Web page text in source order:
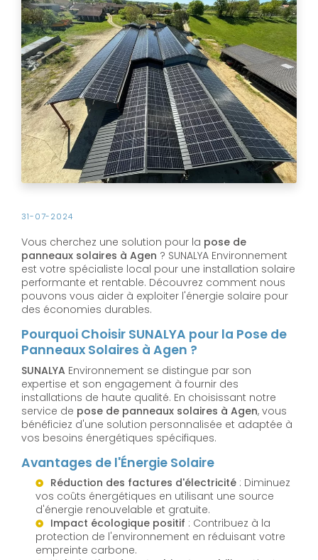
31-07-2024
Vous cherchez une solution pour la pose de
panneaux solaires à Agen ? SUNALYA Environnement
est votre spécialiste local pour une installation solaire
performante et rentable. Découvrez comment nous
pouvons vous aider à exploiter l'énergie solaire pour
des économies durables.
Pourquoi Choisir SUNALYA pour la Pose de
Panneaux Solaires à Agen ?
SUNALYA Environnement se distingue par son
expertise et son engagement à fournir des
installations de haute qualité. En choisissant notre
service de pose de panneaux solaires à Agen, vous
bénéficiez d'une solution personnalisée et adaptée à
vos besoins énergétiques spécifiques.
Avantages de l'Énergie Solaire
Réduction des factures d'électricité : Diminuez
vos coûts énergétiques en utilisant une source
d'énergie renouvelable et gratuite.
Impact écologique positif : Contribuez à la
protection de l'environnement en réduisant votre
empreinte carbone.